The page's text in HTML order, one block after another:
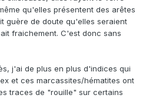
qu'elles présentent des arêtes
guère de doute qu'elles seraient
fraichement. C'est donc sans
j'ai de plus en plus d'indices qui
et ces marcassites/hématites ont
traces de "rouille" sur certains